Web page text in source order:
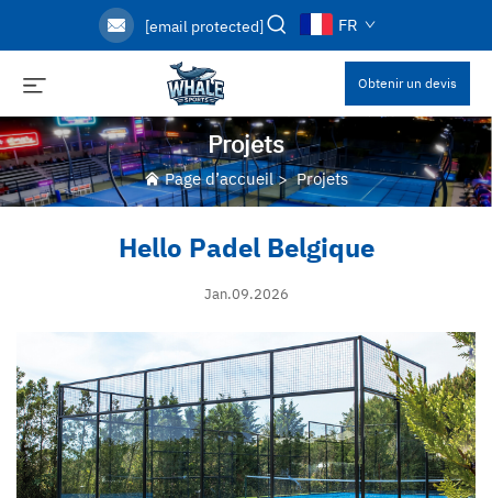
[email protected] FR
Obtenir un devis
Projets
Page d’accueil>Projets
Hello Padel Belgique
Jan.09.2026